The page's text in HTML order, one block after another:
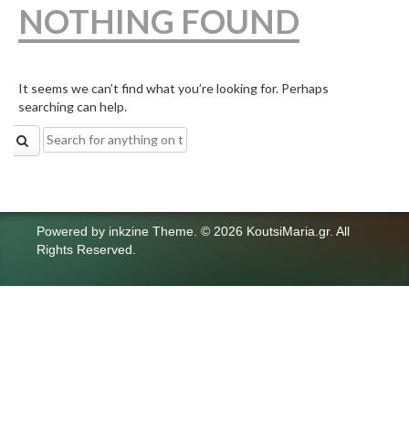
NOTHING FOUND
It seems we can’t find what you’re looking for. Perhaps
searching can help.
Search
for:
Powered by inkzine Theme © 2026 KoutsiMaria.gr. All
Rights Reserved.